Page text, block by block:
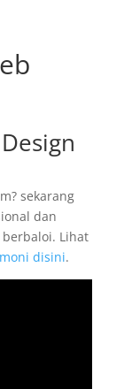
sekarang
dan
Lihat
disini.